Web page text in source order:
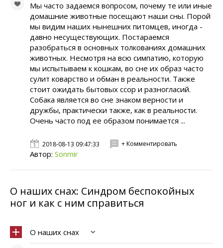
Мы часто задаемся вопросом, почему те или иные
домашние животные посещают наши сны. Порой
мы видим наших нынешних питомцев, иногда -
давно несуществующих. Постараемся
разобраться в основных толкованиях домашних
животных. Несмотря на всю симпатию, которую
мы испытываем к кошкам, во сне их образ часто
сулит коварство и обман в реальности. Также
стоит ожидать бытовых ссор и разногласий.
Собака является во сне знаком верности и
дружбы, практически также, как в реальности.
Очень часто под ее образом понимается ...
2018-08-13 09:47:33 + Комментировать
Автор: Sonmir
О наших снах: Синдром беспокойных
ног и как с ним справиться
О наших снах